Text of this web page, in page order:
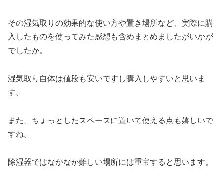
その湿気取りの効果的な使い方や置き場所など、実際に購
入したものを使ってみた感想も含めまとめましたがいかが
でしたか。
湿気取り自体は値段も安いですし購入しやすいと思いま
す。
また、ちょっとしたスペースに置いて使える点も嬉しいで
すね。
除湿器ではなかなか難しい場所には重宝すると思います。